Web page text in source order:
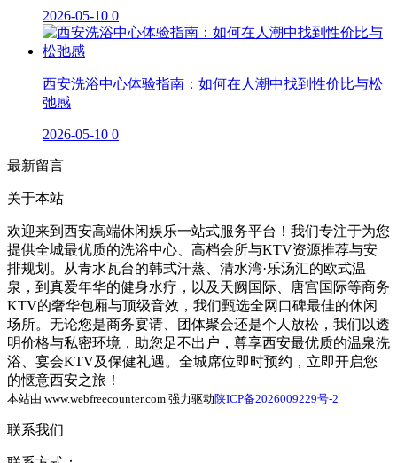
2026-05-10 0
西安洗浴中心体验指南：如何在人潮中找到性价比与松
弛感
2026-05-10 0
最新留言
关于本站
欢迎来到西安高端休闲娱乐一站式服务平台！我们专注于为您
提供全城最优质的洗浴中心、高档会所与KTV资源推荐与安
排规划。从青水瓦台的韩式汗蒸、清水湾·乐汤汇的欧式温
泉，到真爱年华的健身水疗，以及天阙国际、唐宫国际等商务
KTV的奢华包厢与顶级音效，我们甄选全网口碑最佳的休闲
场所。无论您是商务宴请、团体聚会还是个人放松，我们以透
明价格与私密环境，助您足不出户，尊享西安最优质的温泉洗
浴、宴会KTV及保健礼遇。全城席位即时预约，立即开启您
的惬意西安之旅！
本站由 www.webfreecounter.com 强力驱动陕ICP备2026009229号-2
联系我们